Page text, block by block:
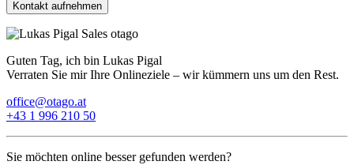
Guten Tag, ich bin Lukas Pigal
Verraten Sie mir Ihre Onlineziele – wir kümmern uns um den Rest.
office@otago.at
+43 1 996 210 50
Sie möchten online besser gefunden werden?